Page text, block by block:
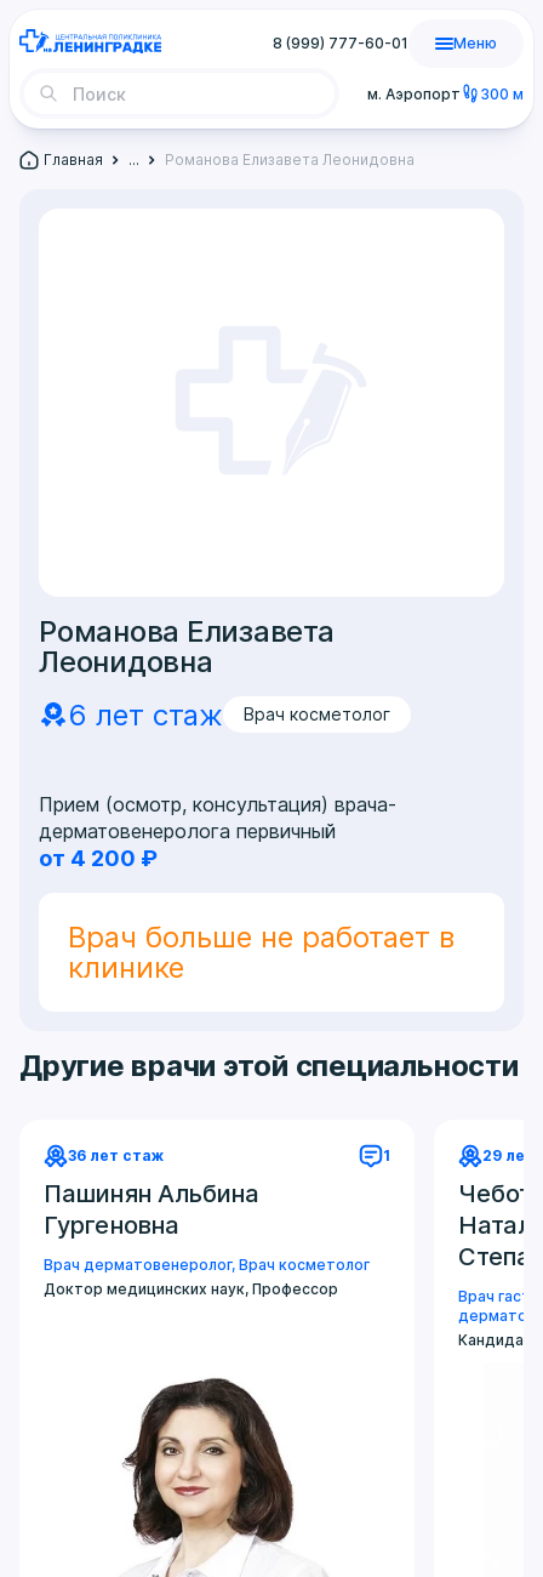
м. Аэропорт 300 м
8 (999) 777-60-01 Меню
Главная ... Романова Елизавета Леонидовна
Романова Елизавета
Леонидовна
6 лет стаж
Врач косметолог
Прием (осмотр, консультация) врача-
дерматовенеролога первичный
от 4 200 ₽
Врач больше не работает в
клинике
Другие врачи этой специальности
36 лет стаж 1
Пашинян Альбина
Гургеновна
Врач дерматовенеролог, Врач косметолог
Доктор медицинских наук, Профессор
29 лет
Врач
Кандидат